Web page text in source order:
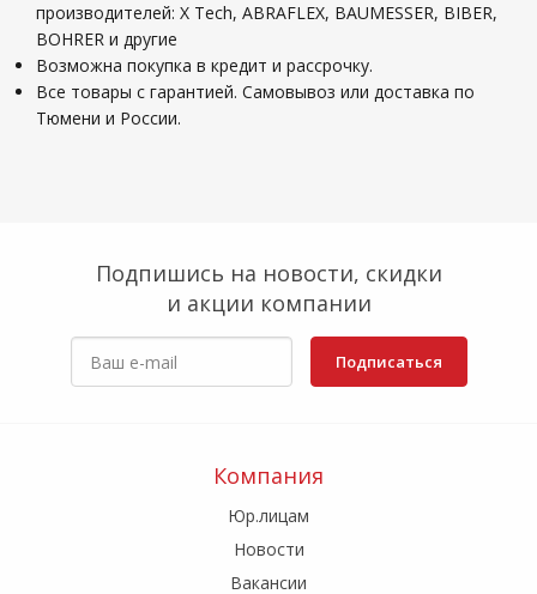
производителей: X Tech, ABRAFLEX, BAUMESSER, BIBER,
BOHRER и другие
Возможна покупка в кредит и рассрочку.
Все товары с гарантией. Самовывоз или доставка по
Тюмени и России.
Подпишись на новости, скидки
и акции компании
Подписаться
Компания
Юр.лицам
Новости
Вакансии